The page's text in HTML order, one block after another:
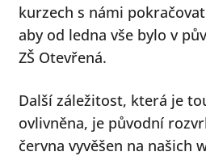
kurzech s námi
aby od ledna vše bylo v
ZŠ Otevřená.
Další záležitost, která je
ovlivněna, je původní
června vyvěšen na našich